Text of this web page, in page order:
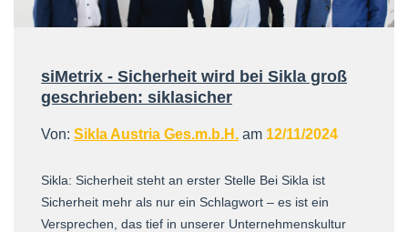
siMetrix - Sicherheit wird bei Sikla groß
geschrieben: siklasicher
Von: Sikla Austria Ges.m.b.H. am 12/11/2024
Sikla: Sicherheit steht an erster Stelle Bei Sikla ist
Sicherheit mehr als nur ein Schlagwort – es ist ein
Versprechen, das tief in unserer Unternehmenskultur